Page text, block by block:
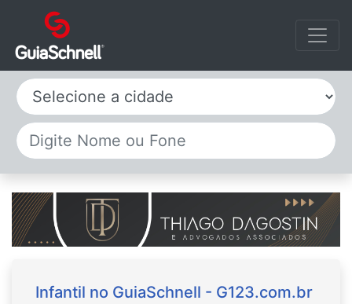
Selecione a cidade
Infantil no GuiaSchnell - G123.com.br